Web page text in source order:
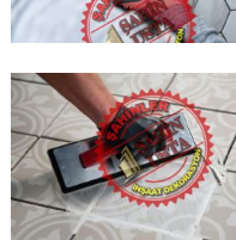
İnşaat Dekorasyon,
uzman kadrosuyla Acil
sunuyor
Sayfaya Git